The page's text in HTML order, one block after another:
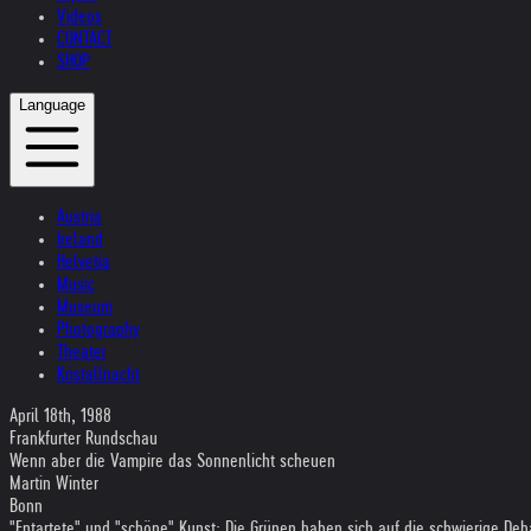
Videos
CONTACT
SHOP
Language
Austria
Ireland
Helvetia
Music
Museum
Photography
Theater
Kristallnacht
April 18th, 1988
Frankfurter Rundschau
Wenn aber die Vampire das Sonnenlicht scheuen
Martin Winter
Bonn